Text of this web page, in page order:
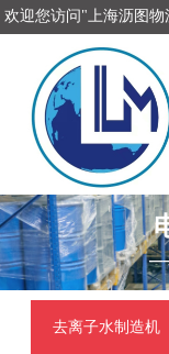
欢迎您访问"上海沥图物
去离子水制造机